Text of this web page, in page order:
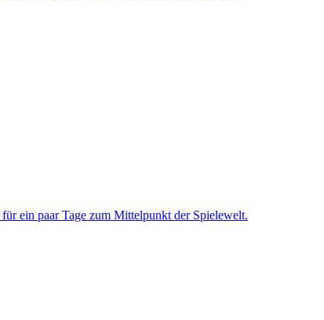
ein paar Tage zum Mittelpunkt der Spielewelt.